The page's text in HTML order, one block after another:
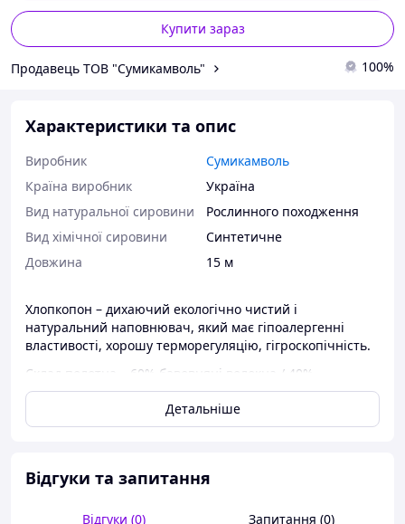
Купити зараз
Продавець ТОВ "Сумикамволь" 100%
Характеристики та опис
Виробник
Сумикамволь
Країна виробник
Україна
Вид натуральної сировини
Рослинного походження
Вид хімічної сировини
Синтетичне
Довжина
15 м
Хлопкопон – дихаючий екологічно чистий і
натуральний наповнювач, який має гіпоалергенні
властивості, хорошу терморегуляцію, гігроскопічність.
Склад полотна – 60% бавовняні волокна / 40%
силіконізовані поліестерні волокна.
Бавовна ідеально підходить для пошиття:
- подушок;
Детальніше
Відгуки та запитання
Відгуки (0) Запитання (0)